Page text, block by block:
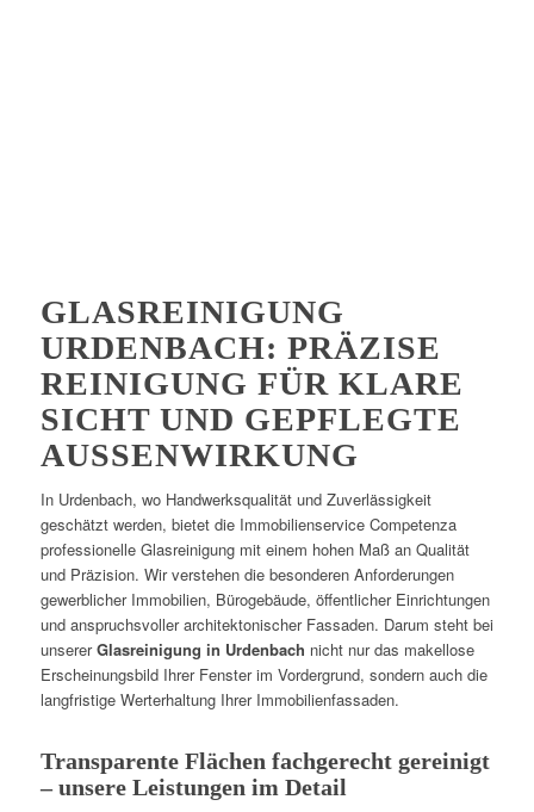
GLASREINIGUNG
URDENBACH: PRÄZISE
REINIGUNG FÜR KLARE
SICHT UND GEPFLEGTE
AUSSENWIRKUNG
In Urdenbach, wo Handwerksqualität und Zuverlässigkeit
geschätzt werden, bietet die Immobilienservice Competenza
professionelle Glasreinigung mit einem hohen Maß an Qualität
und Präzision. Wir verstehen die besonderen Anforderungen
gewerblicher Immobilien, Bürogebäude, öffentlicher Einrichtungen
und anspruchsvoller architektonischer Fassaden. Darum steht bei
unsererGlasreinigung in Urdenbach nicht nur das makellose
Erscheinungsbild Ihrer Fenster im Vordergrund, sondern auch die
langfristige Werterhaltung Ihrer Immobilienfassaden.
Transparente Flächen fachgerecht gereinigt
– unsere Leistungen im Detail